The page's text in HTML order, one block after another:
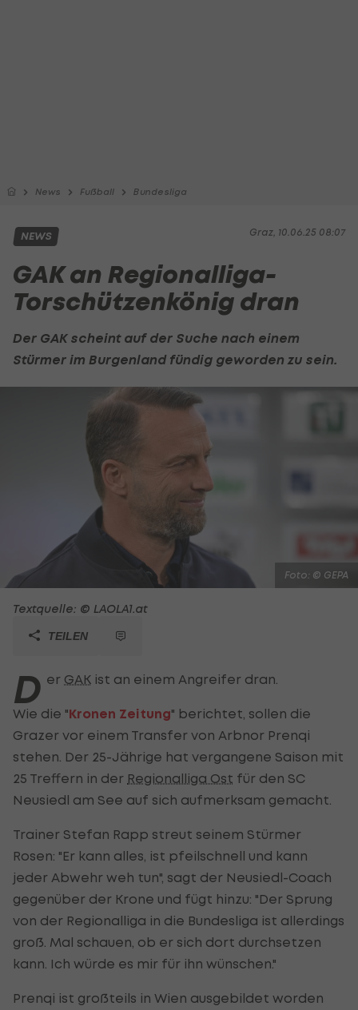
News Fußball Bundesliga
Graz, 10.06.25 08:07
NEWS
GAK an Regionalliga-
Torschützenkönig dran
Der GAKscheint auf der Suche nach einem
Stürmer im Burgenland fündig geworden zu sein.
Foto: © GEPA
Textquelle: © LAOLA1.at
TEILEN
D er GAK ist an einem Angreifer dran.
Wie die "Kronen Zeitung" berichtet, sollen die
Grazer vor einem Transfer von Arbnor Prenqi
stehen. Der 25-Jährige hat vergangene Saison mit
25 Treffern in der Regionalliga Ost für den SC
Neusiedl am See auf sich aufmerksam gemacht.
Trainer Stefan Rapp streut seinem Stürmer
Rosen: "Er kann alles, ist pfeilschnell und kann
jeder Abwehr weh tun", sagt der Neusiedl-Coach
gegenüber der Krone und fügt hinzu: "Der Sprung
von der Regionalliga in die Bundesliga ist allerdings
groß. Mal schauen, ob er sich dort durchsetzen
kann. Ich würde es mir für ihn wünschen."
Prenqi ist großteils in Wien ausgebildet worden